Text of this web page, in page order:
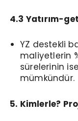
4.3 Yatırım-
YZ destekli
maliyetlerin
sürelerinin
mümkündür.
5. Kimlerle?